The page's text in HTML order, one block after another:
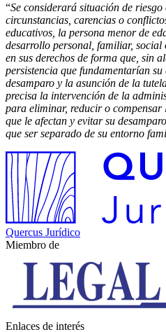
“Se considerará situación de
circunstancias, carencias o
educativos, la persona menor de
desarrollo personal, familiar, social
en sus derechos de forma que, sin
persistencia que fundamentarían
desamparo y la asunción de la
precisa la intervención de la
para eliminar, reducir o
que le afectan y evitar su
que ser separado de su entorno
Quercus Jurídico
Miembro de
Enlaces de interés